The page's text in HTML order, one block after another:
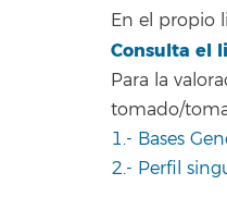
En el propio
Consulta el
Para la
tomado/
1.- Bases
2.- Perfil